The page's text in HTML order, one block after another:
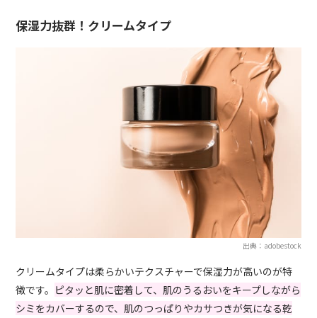
保湿力抜群！クリームタイプ
出典：adobestock
クリームタイプは柔らかいテクスチャーで保湿力が高いのが特
徴です。 ピタッと肌に密着して、肌のうるおいをキープしながら
シミをカバーするので、肌のつっぱりやカサつきが気になる乾